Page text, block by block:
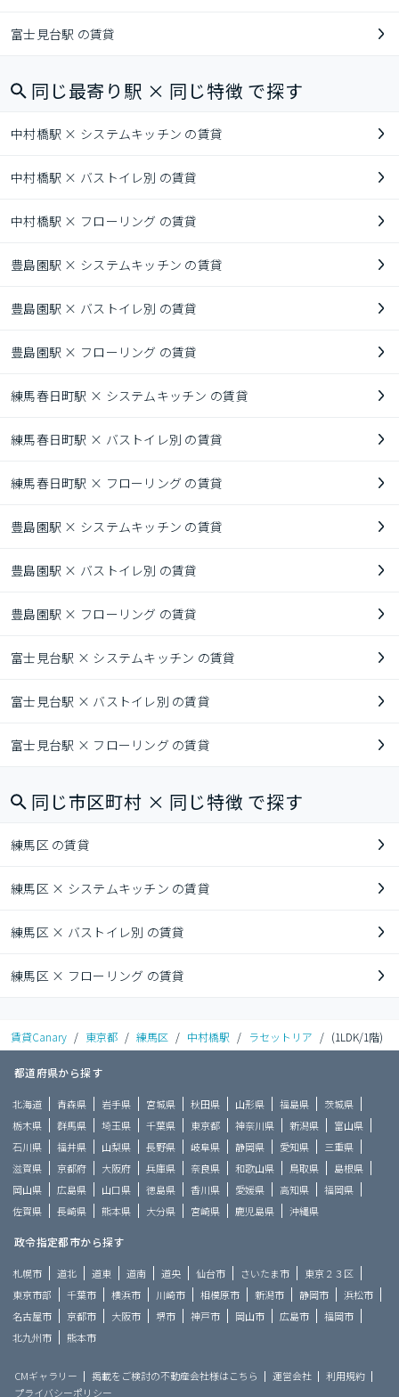
富士見台駅 の賃貸
同じ最寄り駅 × 同じ特徴 で探す
中村橋駅 × システムキッチン の賃貸
中村橋駅 × バストイレ別 の賃貸
中村橋駅 × フローリング の賃貸
豊島園駅 × システムキッチン の賃貸
豊島園駅 × バストイレ別 の賃貸
豊島園駅 × フローリング の賃貸
練馬春日町駅 × システムキッチン の賃貸
練馬春日町駅 × バストイレ別 の賃貸
練馬春日町駅 × フローリング の賃貸
豊島園駅 × システムキッチン の賃貸
豊島園駅 × バストイレ別 の賃貸
豊島園駅 × フローリング の賃貸
富士見台駅 × システムキッチン の賃貸
富士見台駅 × バストイレ別 の賃貸
富士見台駅 × フローリング の賃貸
同じ市区町村 × 同じ特徴 で探す
練馬区 の賃貸
練馬区 × システムキッチン の賃貸
練馬区 × バストイレ別 の賃貸
練馬区 × フローリング の賃貸
賃貸Canary / 東京都 / 練馬区 / 中村橋駅 / ラセットリア / (1LDK/1階)
都道府県から探す
北海道 青森県 岩手県 宮城県 秋田県 山形県 福島県
茨城県
栃木県
群馬県 埼玉県 千葉県 東京都 神奈川県 新潟県
富山県
石川県
福井県 山梨県 長野県 岐阜県 静岡県 愛知県
三重県
滋賀県
京都府 大阪府 兵庫県 奈良県 和歌山県 鳥取県
島根県
岡山県
広島県 山口県 徳島県 香川県 愛媛県 高知県
福岡県
佐賀県
長崎県 熊本県 大分県 宮崎県 鹿児島県 沖縄県
政令指定都市から探す
札幌市 道北 道東 道南 道央 仙台市 さいたま市
東京２３区
東京市部
千葉市 横浜市 川崎市 相模原市 新潟市 静岡市
浜松市
名古屋市
京都市 大阪市 堺市 神戸市 岡山市 広島市
福岡市
北九州市
熊本市
CMギャラリー 掲載をご検討の不動産会社様はこちら 運営会社
利用規約
プライバシーポリシー